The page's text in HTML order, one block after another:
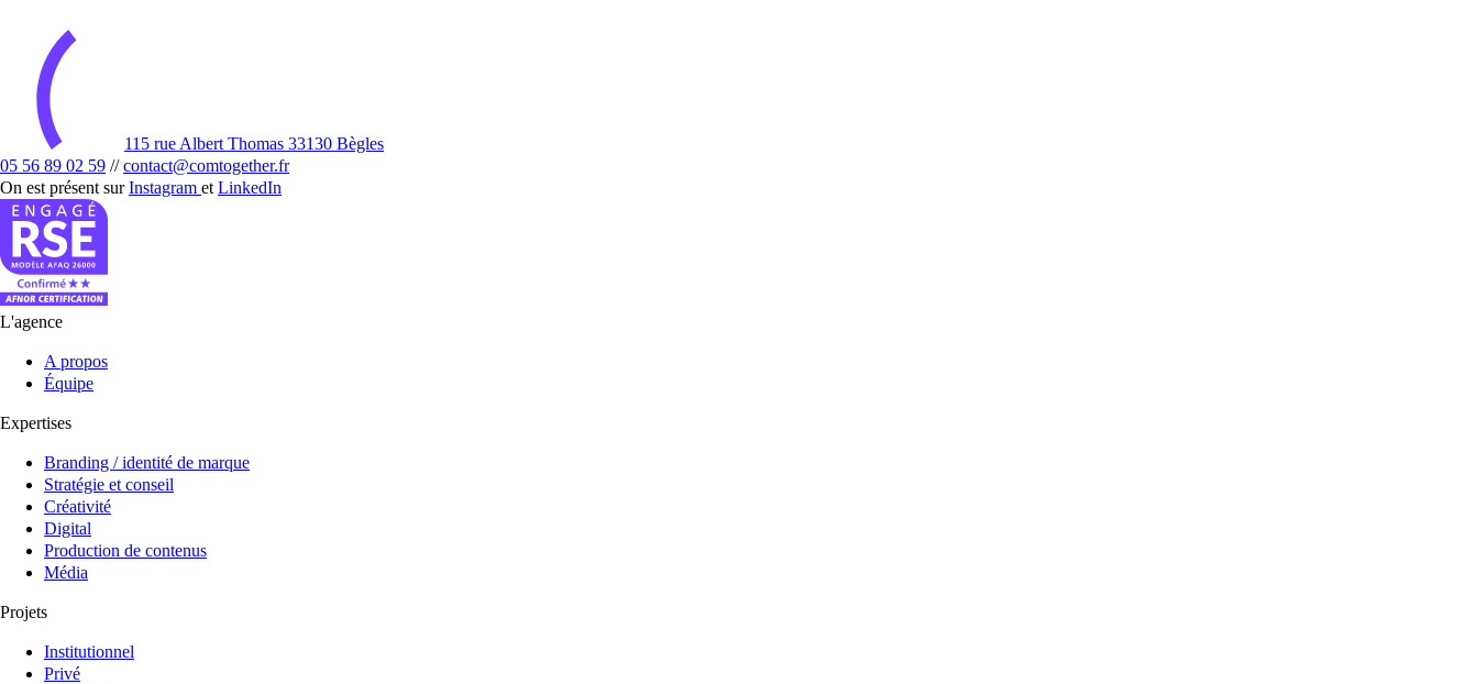
115 rue Albert Thomas 33130 Bègles
05 56 89 02 59 // contact@comtogether.fr
On est présent surInstagram et LinkedIn
L'agence
A propos
Équipe
Expertises
Branding / identité de marque
Stratégie et conseil
Créativité
Digital
Production de contenus
Média
Projets
Institutionnel
Privé